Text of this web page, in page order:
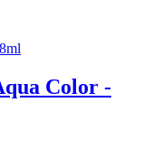
Color -